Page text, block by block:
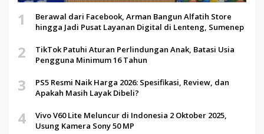
1
Berawal dari Facebook, Arman Bangun Alfatih Store
hingga Jadi Pusat Layanan Digital di Lenteng, Sumenep
2
TikTok Patuhi Aturan Perlindungan Anak, Batasi Usia
Pengguna Minimum 16 Tahun
3
PS5 Resmi Naik Harga 2026: Spesifikasi, Review, dan
Apakah Masih Layak Dibeli?
4
Vivo V60 Lite Meluncur di Indonesia 2 Oktober 2025,
Usung Kamera Sony 50 MP